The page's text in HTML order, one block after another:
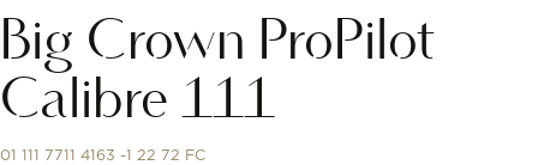
Big Crown ProPilot
Calibre 111
01 111 7711 4163 -1 22 72 FC